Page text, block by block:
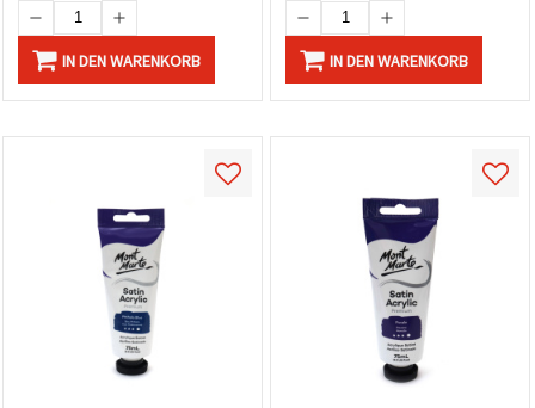
IN DEN WARENKORB IN DEN WARENKORB